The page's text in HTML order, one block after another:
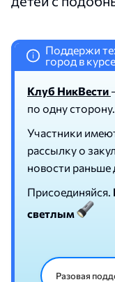
i
Поддержи
город в курсе
Клуб НикВести
по одну сторону.
Участники
рассылку о
новости раньше
Присоединяйся.
светлым
Разовая